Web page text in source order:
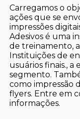
Carregamos o
ações que se
impressões
Adesivos é uma
de treinamento,
Instituições de
usuários finais., a
segmento.
como impressão
flyers. Entre em
informações.